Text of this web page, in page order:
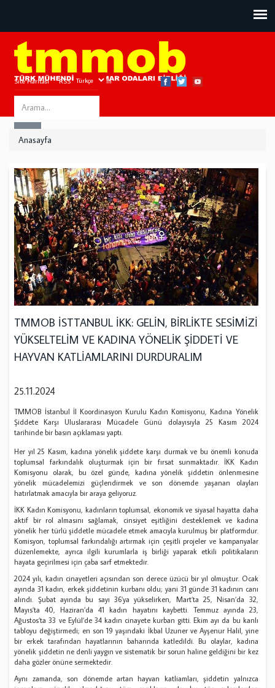
Site Haritası RSS Bize Ulaşın
Search
this
Anasayfa
TMMOB İSTTANBUL İKK: GELİN, BİRLİKTE SESİMİZİ
YÜKSELTELİM VE KADINA YÖNELİK ŞİDDETİ VE
HAYVAN KATLİAMLARINI DURDURALIM
25.11.2024
TMMOB İstanbul İl Koordinasyon Kurulu Kadın Komisyonu, Kadına Yönelik
Şiddete Karşı Uluslararası Mücadele Günü dolayısıyla 25 Kasım 2024
tarihinde bir basın açıklaması yaptı.
Her yıl 25 Kasım, kadına yönelik şiddete karşı durmak ve bu önemli konuda
toplumsal farkındalık oluşturmak için bir fırsat sunmaktadır. İKK Kadın
Komisyonu olarak, bu özel günde, kadına yönelik şiddetin önlenmesine
yönelik mücadelemizi güçlendirmek ve son dönemde yaşanan olayları
hatırlatmak amacıyla bir araya geliyoruz.
İKK Kadın Komisyonu, kadınların toplumsal, ekonomik ve siyasal hayatta daha
aktif bir rol almasını sağlamak, cinsiyet eşitliğini desteklemek ve kadına
yönelik her türlü şiddetle mücadele etmek amacıyla kurulmuş bir platformdur.
Komisyon, toplumsal farkındalığı artırmak için çeşitli projeler ve kampanyalar
düzenlemekte, ayrıca ilgili kurumlarla iş birliği yaparak etkili politikaların
hayata geçirilmesi için çaba sarf etmektedir.
2024 yılı, kadın cinayetleri açısından son derece üzücü bir yıl olmuştur. Ocak
ayında 31 kadın, erkek şiddetinin kurbanı oldu; yani 31 günde 31 kadının canı
alındı. Şubat ayında bu sayı 36’ya yükselirken, Mart’ta 25, Nisan’da 32,
Mayıs’ta 40, Haziran’da 41 kadın hayatını kaybetti. Temmuz ayında 23,
Ağustos’ta 33 ve Eylül’de 34 kadın cinayete kurban gitti. Ekim ayı da bu kanlı
tabloyu değiştirmedi; en son 19 yaşındaki İkbal Uzuner ve Ayşenur Halil, yine
bir erkek tarafından hayatlarının baharında katledildi. Bu olaylar, kadına
yönelik şiddetin ne denli yaygın ve sistematik bir sorun haline geldiğini bir kez
daha gözler önüne sermektedir.
Aynı zamanda, son dönemde artan hayvan katliamları, şiddetin yalnızca